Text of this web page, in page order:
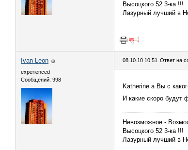
Высоцкого 52 3-ка !!!
Лазурный лучший в
Ivаn Lеon
experienced
Сообщений: 998
08.10.10 10:51 Ответ на
Katherine а Вы с
И какие скоро будут
Невозможное -
Высоцкого 52 3-ка !!!
Лазурный лучший в